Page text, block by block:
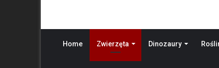
Home Zwierzęta Dinozaury